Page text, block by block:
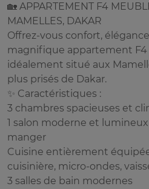
🏡 APPARTEMENT F4
MAMELLES, DAKAR
Offrez-vous confort,
magnifique appartement
idéalement situé aux
plus prisés de Dakar.
✨ Caractéristiques :
3 chambres spacieuses et
1 salon moderne et lumineux
manger
Cuisine entièrement
cuisinière, micro-ondes,
3 salles de bain modernes